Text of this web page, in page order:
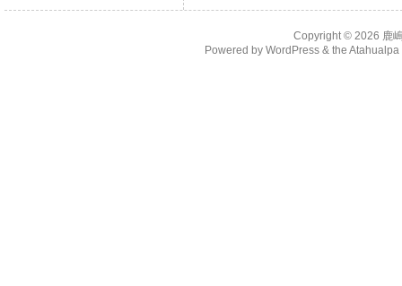
Copyright © 2026 鹿
Powered by WordPress& the Atahualpa